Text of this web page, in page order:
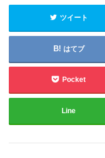
ツイート
はてブ
Pocket
Line